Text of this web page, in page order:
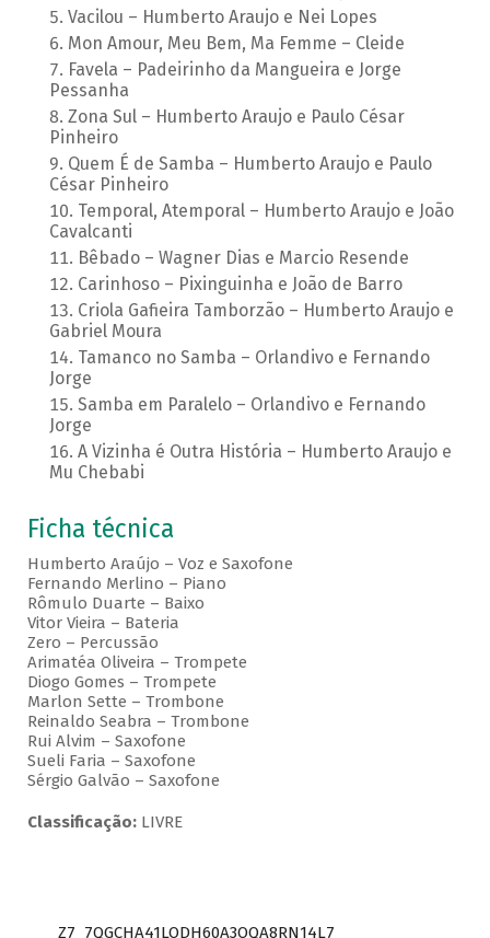
Vacilou – Humberto Araujo e Nei Lopes
Mon Amour, Meu Bem, Ma Femme – Cleide
Favela – Padeirinho da Mangueira e Jorge
Pessanha
Zona Sul – Humberto Araujo e Paulo César
Pinheiro
Quem É de Samba – Humberto Araujo e Paulo
César Pinheiro
Temporal, Atemporal – Humberto Araujo e João
Cavalcanti
Bêbado – Wagner Dias e Marcio Resende
Carinhoso – Pixinguinha e João de Barro
Criola Gafieira Tamborzão – Humberto Araujo e
Gabriel Moura
Tamanco no Samba – Orlandivo e Fernando
Jorge
Samba em Paralelo – Orlandivo e Fernando
Jorge
A Vizinha é Outra História – Humberto Araujo e
Mu Chebabi
Ficha técnica
Humberto Araújo – Voz e Saxofone
Fernando Merlino – Piano
Rômulo Duarte – Baixo
Vitor Vieira – Bateria
Zero – Percussão
Arimatéa Oliveira – Trompete
Diogo Gomes – Trompete
Marlon Sette – Trombone
Reinaldo Seabra – Trombone
Rui Alvim – Saxofone
Sueli Faria – Saxofone
Sérgio Galvão – Saxofone
Classificação:LIVRE
Z7_7QGCHA41LODH60A3OQA8RN14L7